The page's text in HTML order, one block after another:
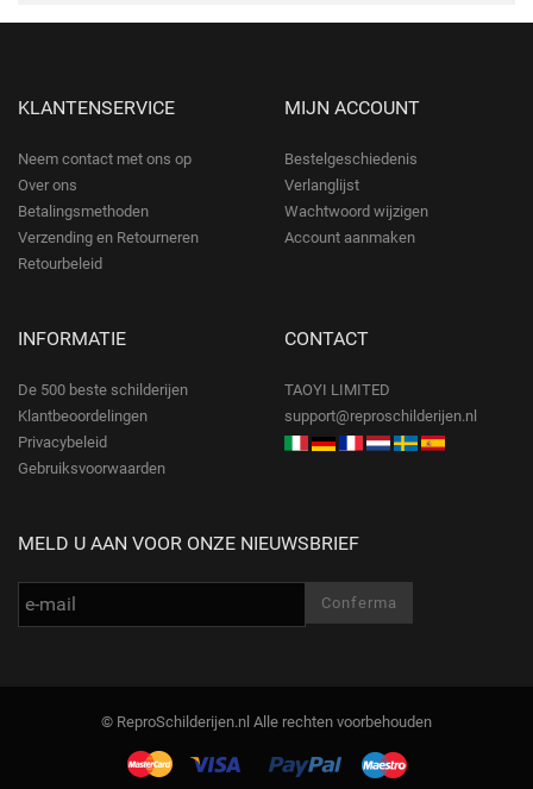
KLANTENSERVICE
Neem contact met ons op
Over ons
Betalingsmethoden
Verzending en Retourneren
Retourbeleid
MIJN ACCOUNT
Bestelgeschiedenis
Verlanglijst
Wachtwoord wijzigen
Account aanmaken
INFORMATIE
De 500 beste schilderijen
Klantbeoordelingen
Privacybeleid
Gebruiksvoorwaarden
CONTACT
TAOYI LIMITED
support@reproschilderijen.nl
MELD U AAN VOOR ONZE NIEUWSBRIEF
© ReproSchilderijen.nl Alle rechten voorbehouden